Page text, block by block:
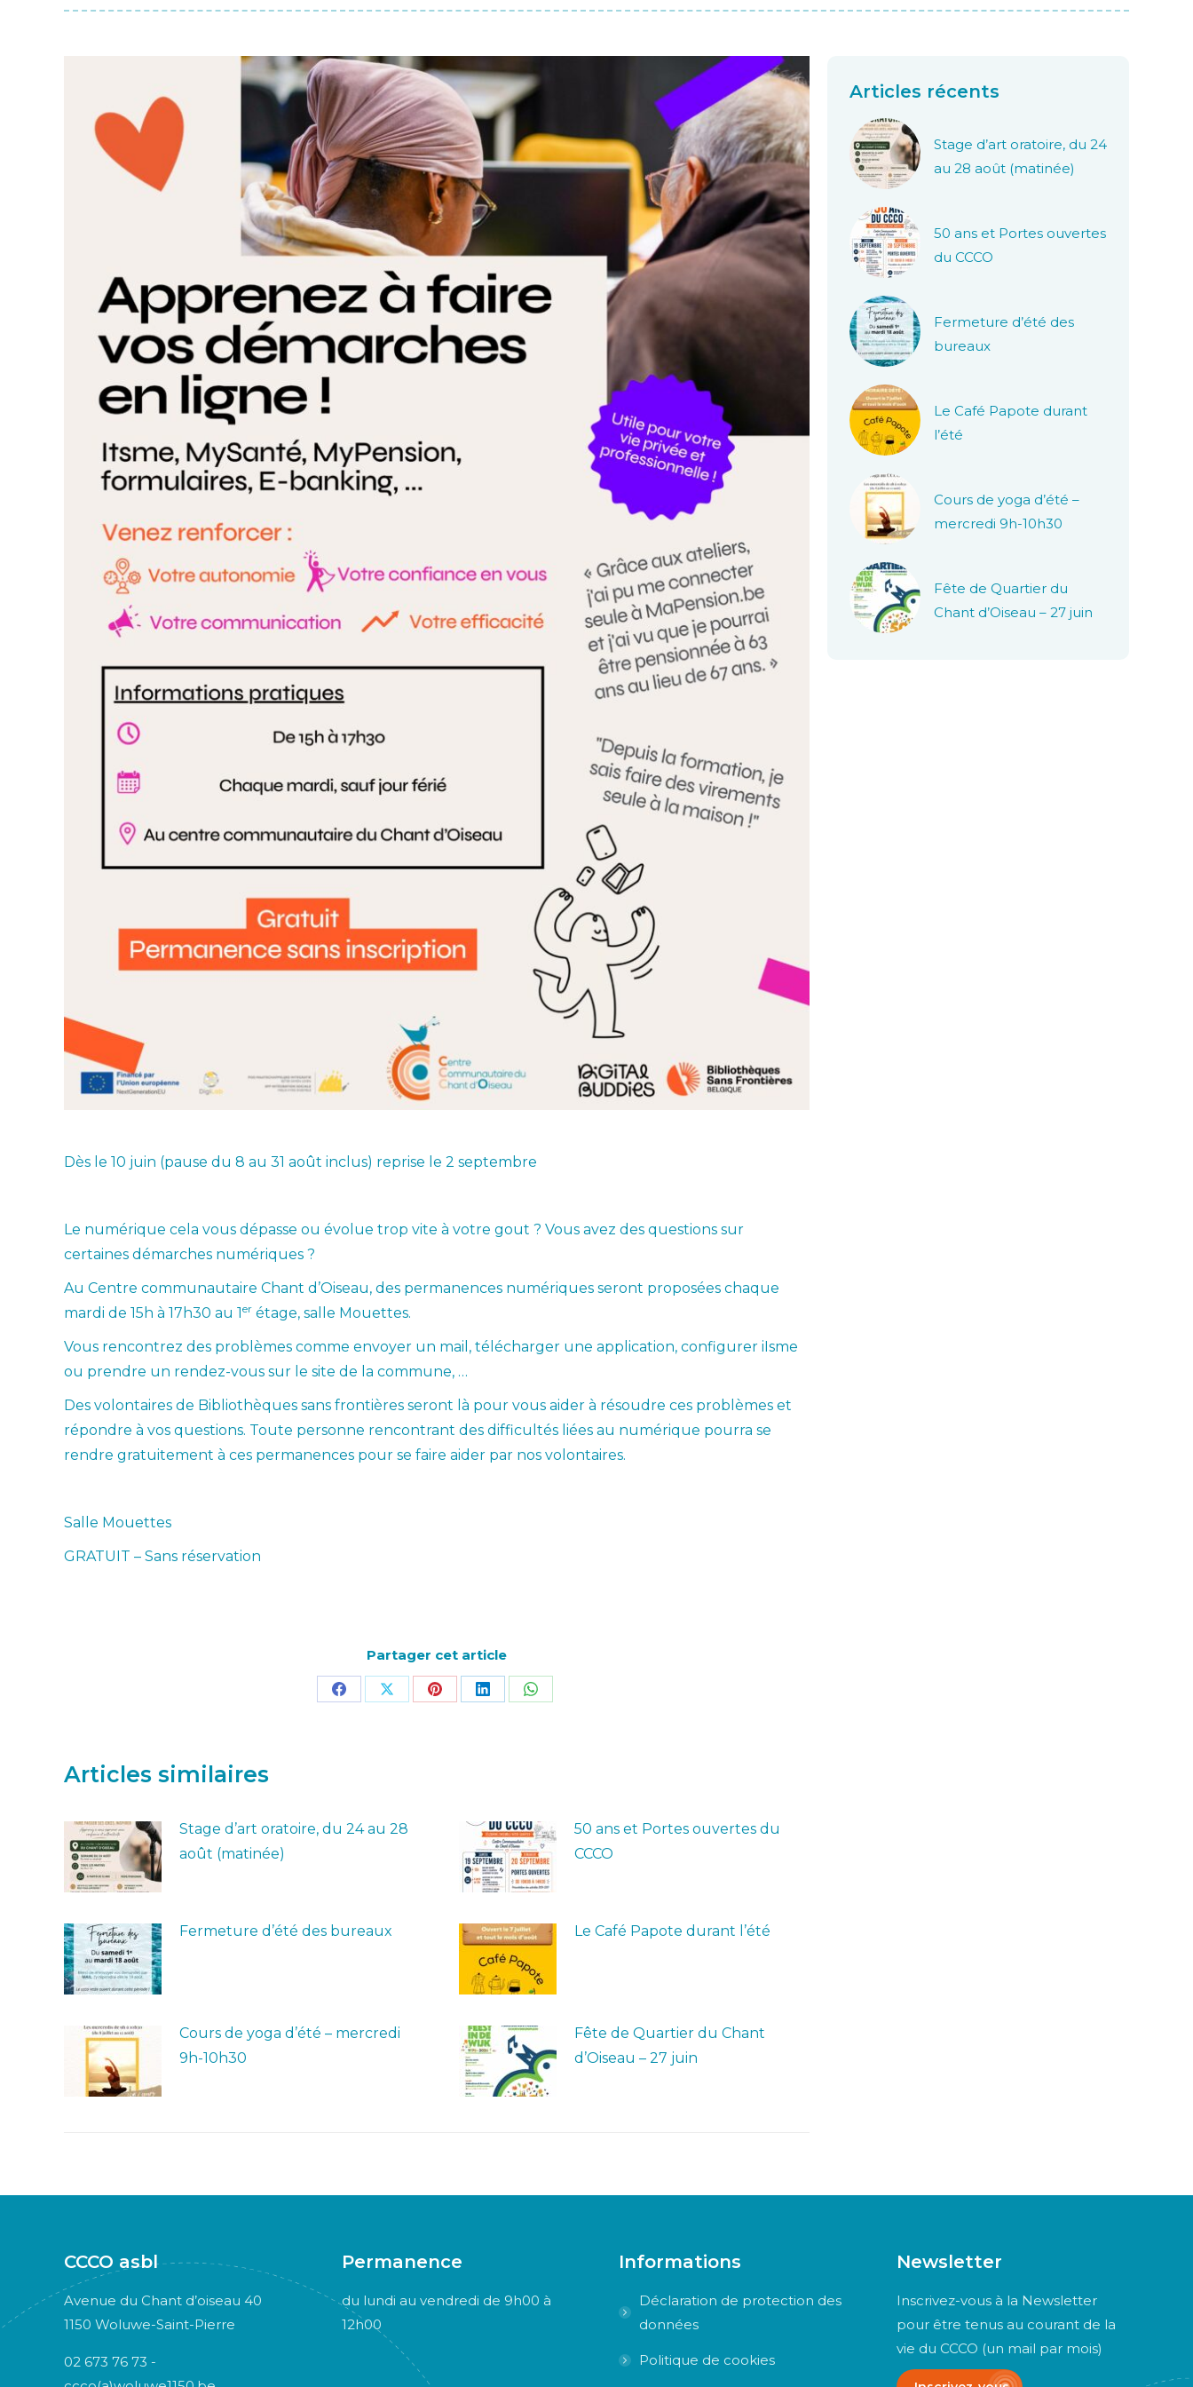
Dès le 10 juin (pause du 8 au 31 août inclus) reprise le 2 septembre
Le numérique cela vous dépasse ou évolue trop vite à votre gout ? Vous avez des questions sur
certaines démarches numériques ?
Au Centre communautaire Chant d’Oiseau, des permanences numériques seront proposées chaque
mardi de 15h à 17h30 au 1 er étage, salle Mouettes.
Vous rencontrez des problèmes comme envoyer un mail, télécharger une application, configurer iIsme
ou prendre un rendez-vous sur le site de la commune, …
Des volontaires de Bibliothèques sans frontières seront là pour vous aider à résoudre ces problèmes et
répondre à vos questions. Toute personne rencontrant des difficultés liées au numérique pourra se
rendre gratuitement à ces permanences pour se faire aider par nos volontaires.
Salle Mouettes
GRATUIT – Sans réservation
Partager cet article
PartagerPartagerPartagerPartagerPartager
Articles similaires
Stage d’art oratoire, du 24 au 28
août (matinée)
50 ans et Portes ouvertes du
CCCO
Fermeture d’été des bureaux Le Café Papote durant l’été
Cours de yoga d’été – mercredi
9h-10h30
Fête de Quartier du Chant
d’Oiseau – 27 juin
Articles récents
Stage d’art oratoire, du 24
au 28 août (matinée)
50 ans et Portes ouvertes
du CCCO
Fermeture d’été des
bureaux
Le Café Papote durant
l’été
Cours de yoga d’été –
mercredi 9h-10h30
Fête de Quartier du
Chant d’Oiseau – 27 juin
CCCO asbl
Avenue du Chant d’oiseau 40
1150 Woluwe-Saint-Pierre
02 673 76 73 -
Permanence
du lundi au vendredi de 9h00 à
12h00
Informations
Déclaration de protection des
données
Politique de cookies
Newsletter
Inscrivez-vous à la Newsletter
pour être tenus au courant de la
vie du CCCO (un mail par mois)